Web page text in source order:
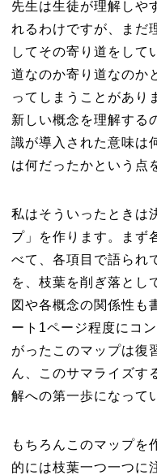
先生は生徒が理解しや
れるわけですが、まだ
してその寄り道をして
道なのか寄り道なのか
ってしまうことがあり
新しい概念を理解する
識が導入された意味は
は何だったかという点
私はそういったときは
プ」を作ります。まず
べて、各項目で語られ
を、枝葉を削ぎ落とし
図や各概念の関係性も
ート1ページ程度にコ
がったこのマップは復
ん、このサマライズす
解への第一歩になって
もちろんこのマップを
的には枝葉一つ一つに